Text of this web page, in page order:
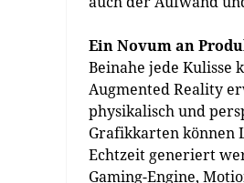
Ein Novum an
Beinahe jede
Augmented Reality
physikalisch und
Grafikkarten können
Echtzeit generiert
Gaming-Engine,